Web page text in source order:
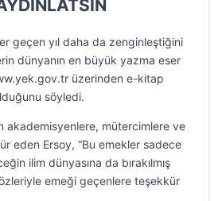
geçen yıl daha da zenginleştiğini
dünyanın en büyük yazma eser
üzerinden e-kitap
söyledi.
akademisyenlere, mütercimlere ve
eden Ersoy, “Bu emekler sadece
ilim dünyasına da bırakılmış
emeği geçenlere teşekkür